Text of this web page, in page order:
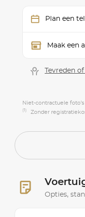
Plan een
Maak een
Tevreden
Niet-contractuele foto’s
(1) Zonder
Opties,